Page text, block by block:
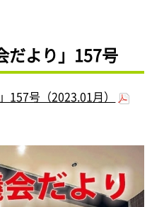
だより」157号
157号（2023.01月）